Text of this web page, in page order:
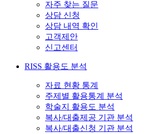
자주 찾는 질문
상담 신청
상담 내역 확인
고객제안
신고센터
RISS 활용도 분석
자료 현황 통계
주제별 활용통계 분석
학술지 활용도 분석
복사/대출제공 기관 분석
복사/대출신청 기관 분석